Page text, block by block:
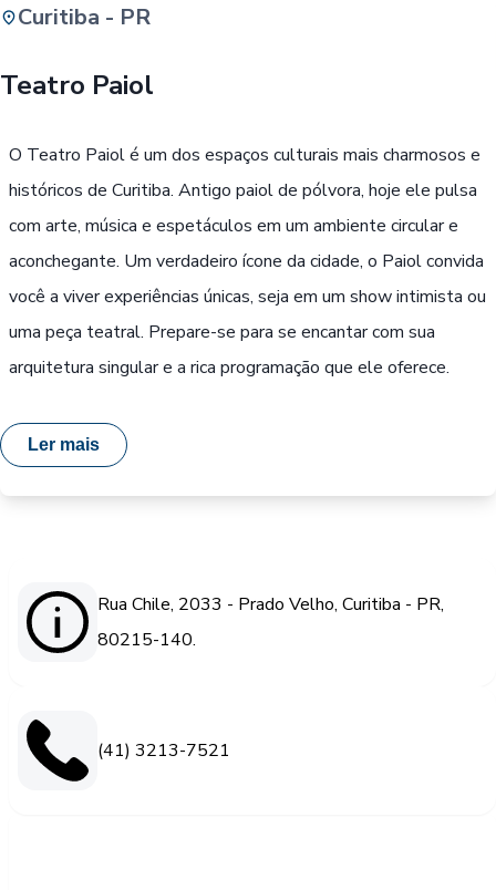
Curitiba - PR
Teatro Paiol
O Teatro Paiol é um dos espaços culturais mais charmosos e
históricos de Curitiba. Antigo paiol de pólvora, hoje ele pulsa
com arte, música e espetáculos em um ambiente circular e
aconchegante. Um verdadeiro ícone da cidade, o Paiol convida
você a viver experiências únicas, seja em um show intimista ou
uma peça teatral. Prepare-se para se encantar com sua
arquitetura singular e a rica programação que ele oferece.
Ler mais
Rua Chile, 2033 - Prado Velho, Curitiba - PR,
80215-140.
(41) 3213-7521